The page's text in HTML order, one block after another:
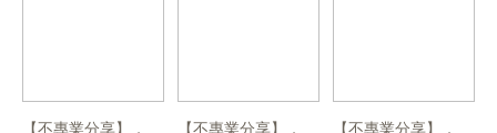
【不專業分享】．
【不專業分享】．
【不專業分享】．